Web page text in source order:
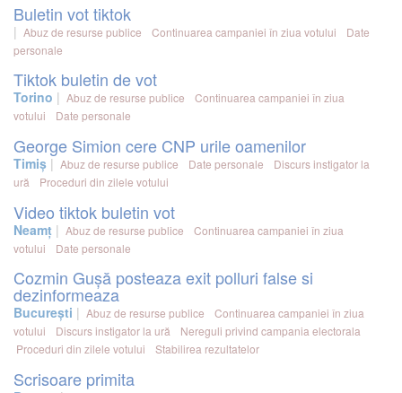
Buletin vot tiktok
Abuz de resurse publice Continuarea campaniei în ziua votului
Date
personale
Tiktok buletin de vot
Torino Abuz de resurse publice
Continuarea campaniei în ziua
votului
Date personale
George Simion cere CNP urile oamenilor
Timiș Abuz de resurse publice Date personale
Discurs instigator la
ură
Proceduri din zilele votului
Video tiktok buletin vot
Neamț Abuz de resurse publice
Continuarea campaniei în ziua
votului
Date personale
Cozmin Gușă posteaza exit polluri false si
dezinformeaza
București Abuz de resurse publice
Continuarea campaniei în ziua
votului
Discurs instigator la ură
Nereguli privind campania electorala
Proceduri din zilele votului
Stabilirea rezultatelor
Scrisoare primita